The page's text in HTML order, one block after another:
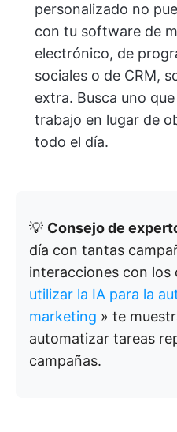
personalizado no
con tu software de
electrónico, de
sociales o de CRM,
extra. Busca uno
trabajo en lugar de
todo el día.
💡 Consejo de
día con tantas
interacciones con los
utilizar la IA para la
marketing » te
automatizar tareas
campañas.